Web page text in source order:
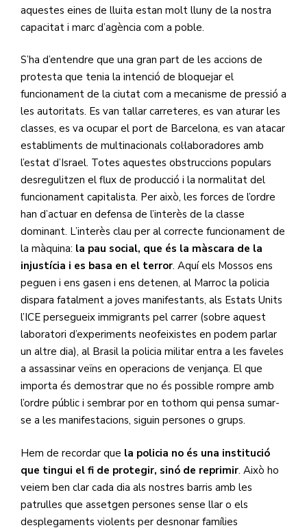
aquestes eines de lluita estan molt lluny de la nostra
capacitat i marc d’agència com a poble.
S’ha d’entendre que una gran part de les accions de
protesta que tenia la intenció de bloquejar el
funcionament de la ciutat com a mecanisme de pressió a
les autoritats. Es van tallar carreteres, es van aturar les
classes, es va ocupar el port de Barcelona, es van atacar
establiments de multinacionals col·laboradores amb
l’estat d’Israel. Totes aquestes obstruccions populars
desregulitzen el flux de producció i la normalitat del
funcionament capitalista. Per això, les forces de l’ordre
han d’actuar en defensa de l’interès de la classe
dominant. L’interès clau per al correcte funcionament de
la màquina: la pau social, que és la màscara de la
injustícia i es basa en el terror. Aquí els Mossos ens
peguen i ens gasen i ens detenen, al Marroc la policia
dispara fatalment a joves manifestants, als Estats Units
l’ICE persegueix immigrants pel carrer (sobre aquest
laboratori d’experiments neofeixistes en podem parlar
un altre dia), al Brasil la policia militar entra a les faveles
a assassinar veïns en operacions de venjança. El que
importa és demostrar que no és possible rompre amb
l’ordre públic i sembrar por en tothom qui pensa sumar-
se a les manifestacions, siguin persones o grups.
Hem de recordar que la policia no és una institució
que tingui el fi de protegir, sinó de reprimir. Això ho
veiem ben clar cada dia als nostres barris amb les
patrulles que assetgen persones sense llar o els
desplegaments violents per desnonar famílies